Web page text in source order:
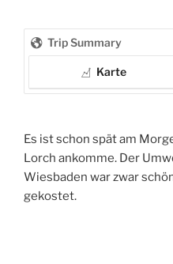
Trip Summary
Karte
Es ist schon spät am
Lorch ankomme. Der
Wiesbaden war zwar
gekostet.